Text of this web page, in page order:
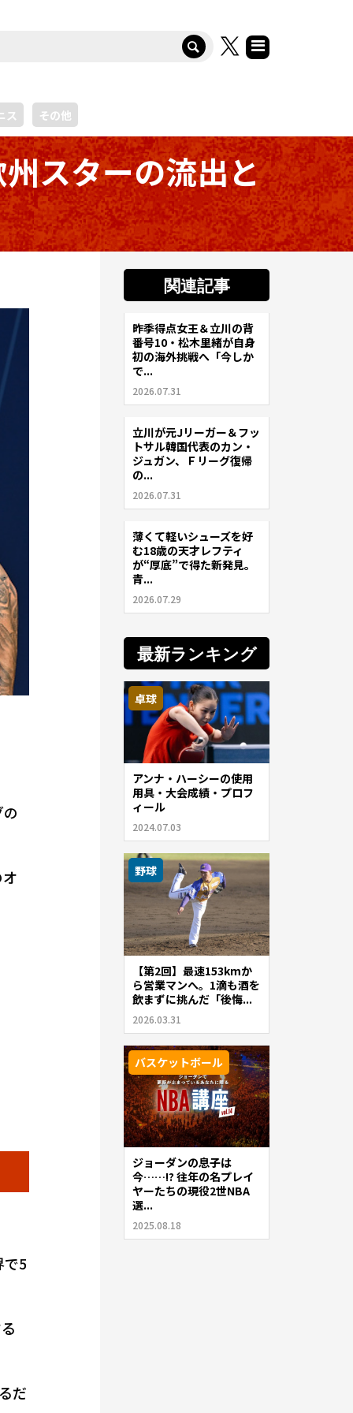
ス その他
スターの流出と
で5
だ
関連記事
サッカー
昨季得点女王＆立川の背
番号10・松木里緒が自身
初の海外挑戦へ「今しか
で...
2026.07.31
サッカー
立川が元Jリーガー＆フッ
トサル韓国代表のカン・
ジュガン、Ｆリーグ復帰
の...
2026.07.31
サッカー
薄くて軽いシューズを好
む18歳の天才レフティ
が“厚底”で得た新発見。
青...
2026.07.29
最新ランキング
卓球
アンナ・ハーシーの使用
用具・大会成績・プロフ
ィール
2024.07.03
野球
【第2回】最速153kmか
ら営業マンへ。1滴も酒を
飲まずに挑んだ「後悔...
2026.03.31
バスケットボール
ジョーダンの息子は
今……!? 往年の名プレイ
ヤーたちの現役2世NBA
選...
2025.08.18